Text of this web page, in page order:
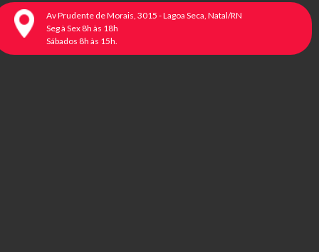
Av Prudente de Morais, 3015 - Lagoa Seca, Natal/RN
Seg à Sex 8h às 18h
Sábados 8h às 15h.